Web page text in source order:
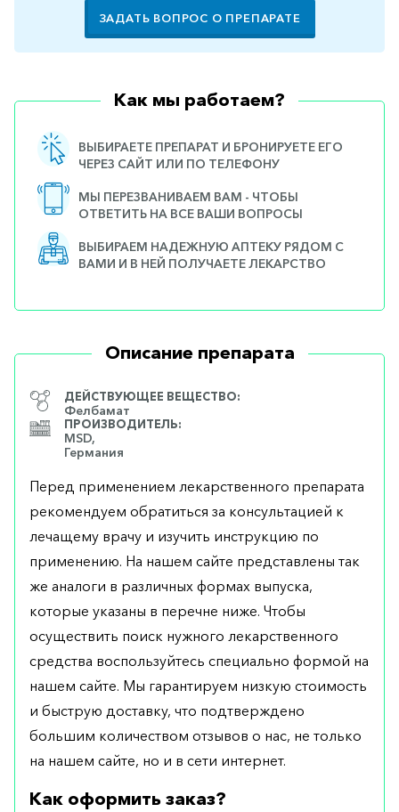
ЗАДАТЬ ВОПРОС О ПРЕПАРАТЕ
Как мы работаем?
ВЫБИРАЕТЕ ПРЕПАРАТ И БРОНИРУЕТЕ ЕГО
ЧЕРЕЗ САЙТ ИЛИ ПО ТЕЛЕФОНУ
МЫ ПЕРЕЗВАНИВАЕМ ВАМ - ЧТОБЫ
ОТВЕТИТЬ НА ВСЕ ВАШИ ВОПРОСЫ
ВЫБИРАЕМ НАДЕЖНУЮ АПТЕКУ РЯДОМ С
ВАМИ И В НЕЙ ПОЛУЧАЕТЕ ЛЕКАРСТВО
Описание препарата
ДЕЙСТВУЮЩЕЕ ВЕЩЕСТВО:
Фелбамат
ПРОИЗВОДИТЕЛЬ:
MSD,
Германия
Перед применением лекарственного препарата
рекомендуем обратиться за консультацией к
лечащему врачу и изучить инструкцию по
применению. На нашем сайте представлены так
же аналоги в различных формах выпуска,
которые указаны в перечне ниже. Чтобы
осуществить поиск нужного лекарственного
средства воспользуйтесь специально формой на
нашем сайте. Мы гарантируем низкую стоимость
и быструю доставку, что подтверждено
большим количеством отзывов о нас, не только
на нашем сайте, но и в сети интернет.
Как оформить заказ?